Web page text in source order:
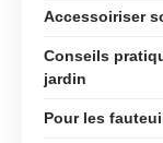
Accessoiriser
Conseils
jardin
Pour les